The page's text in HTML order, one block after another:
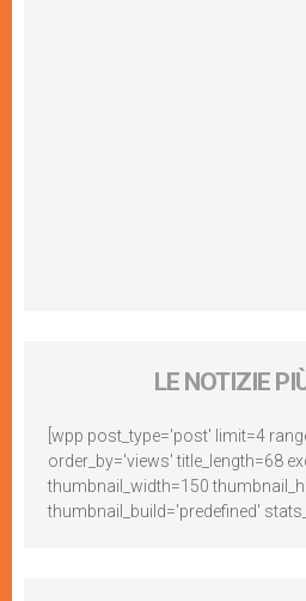
LE NOTIZIE
[wpp post_type='post' limit=4
order_by='views' title_length=68
thumbnail_width=150
thumbnail_build='predefined'